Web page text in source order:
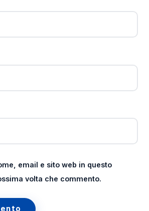
email e sito web in questo
volta che commento.